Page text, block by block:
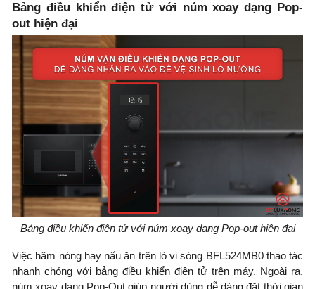
Bảng điều khiển điện tử với núm xoay dạng Pop-
out hiện đại
Bảng điều khiển điện tử với núm xoay dạng Pop-out hiện đại
Việc hâm nóng hay nấu ăn trên lò vi sóng BFL524MB0 thao tác
nhanh chóng với bảng điều khiển điện tử trên máy. Ngoài ra,
núm xoay dạng Pop-Out giúp người dùng dễ dàng đặt thời gian